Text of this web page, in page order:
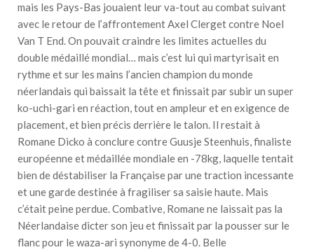
mais les Pays-Bas jouaient leur va-tout au combat suivant
avec le retour de l’affrontement Axel Clerget contre Noel
Van T End. On pouvait craindre les limites actuelles du
double médaillé mondial… mais c’est lui qui martyrisait en
rythme et sur les mains l’ancien champion du monde
néerlandais qui baissait la tête et finissait par subir un super
ko-uchi-gari en réaction, tout en ampleur et en exigence de
placement, et bien précis derrière le talon. Il restait à
Romane Dicko à conclure contre Guusje Steenhuis, finaliste
européenne et médaillée mondiale en -78kg, laquelle tentait
bien de déstabiliser la Française par une traction incessante
et une garde destinée à fragiliser sa saisie haute. Mais
c’était peine perdue. Combative, Romane ne laissait pas la
Néerlandaise dicter son jeu et finissait par la pousser sur le
flanc pour le waza-ari synonyme de 4-0. Belle